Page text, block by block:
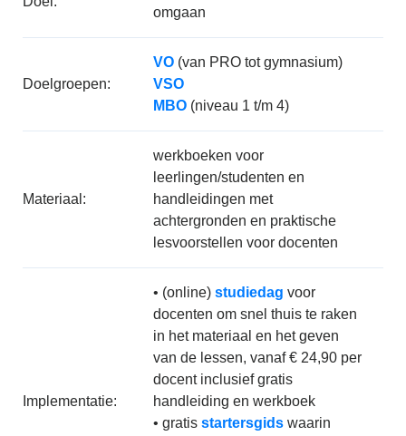
omgaan
Doelgroepen:
VO (van PRO tot gymnasium)
VSO
MBO (niveau 1 t/m 4)
Materiaal:
werkboeken voor
leerlingen/studenten en
handleidingen met
achtergronden en praktische
lesvoorstellen voor docenten
Implementatie:
• (online) studiedag voor
docenten om snel thuis te raken
in het materiaal en het geven
van de lessen, vanaf € 24,90 per
docent inclusief gratis
handleiding en werkboek
• gratis startersgids waarin